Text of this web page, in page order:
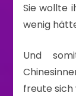
Sie wollte
wenig
Und
freute sich